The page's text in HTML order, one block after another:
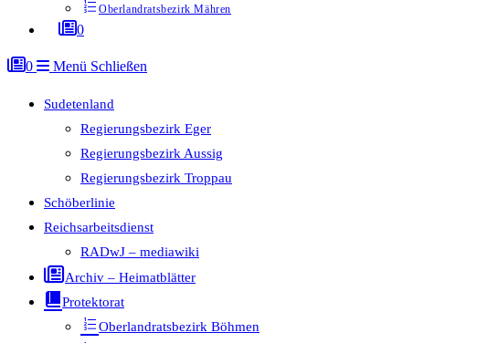
Oberlandratsbezirk Mähren
0
0 Menü Schließen
Sudetenland
Regierungsbezirk Eger
Regierungsbezirk Aussig
Regierungsbezirk Troppau
Schöberlinie
Reichsarbeitsdienst
RADwJ – mediawiki
Archiv – Heimatblätter
Protektorat
Oberlandratsbezirk Böhmen